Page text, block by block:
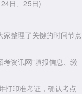
日、25日)
整理了关键的时间节点
资讯网”填报信息、缴
印准考证，确认考点